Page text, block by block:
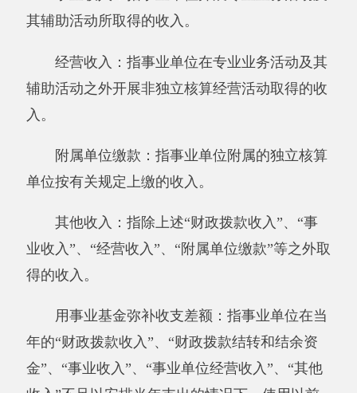
支出；公务接待费反映单位按规定开支的各类公
机关运行经费：为保障行政单位（含参照公
务员法管理的事业单位）运行用于购买货物和服
务的各项资金，包括办公及印刷费、邮电费、差
及一般设备购置费、办公用房水电费、办公用房
取暖费、办公用房物业管理费、公务用车运行维
本单位支出功能分类说明。206（类）
02（款）03（项）：自然科学基金；208（类）
缴费支出；210（类）02（款）01（项）：综合
医院；210（类）04（款）09（项）：重大公共
卫生专项；229（类）99（款）01（项）：其他
支出。